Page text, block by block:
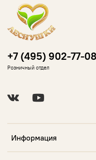
Информация
+7 (495) 902-77-08
Розничный отдел